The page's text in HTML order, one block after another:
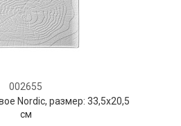
002655
Nordic, размер: 33,5х20,5
см